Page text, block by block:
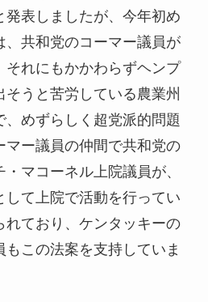
表しましたが、今年初め
、共和党のコーマー議員が
それにもかかわらずヘンプ
そうと苦労 している農業州
、めずらしく超党派的問題
マー議員の仲間で共和党の
マコーネル上院議員が、
して上院で活動を行ってい
れており、ケンタッキーの
この法案を支持していま